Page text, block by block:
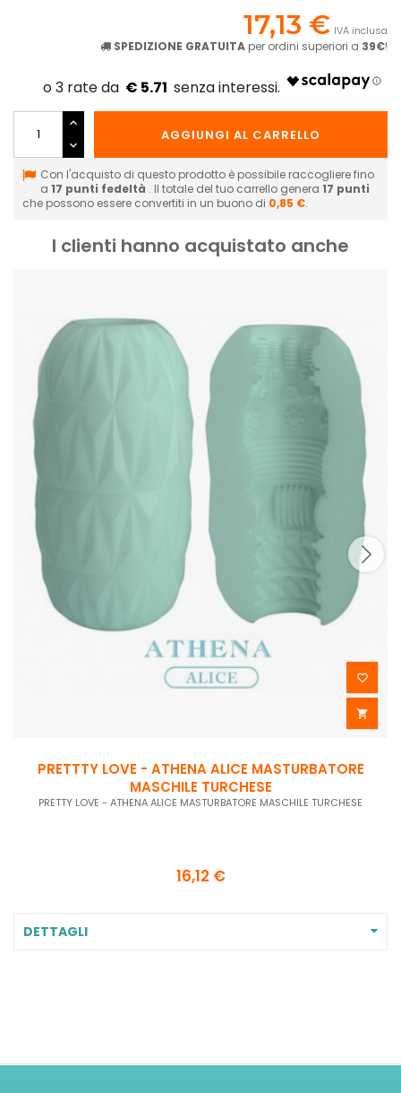
17,13 € IVA inclusa
SPEDIZIONE GRATUITA per ordini superiori a 39€!
€ 5.71
AGGIUNGI AL CARRELLO
Con l'acquisto di questo prodotto è possibile raccogliere fino
a 17 punti fedeltà . Il totale del tuo carrello genera 17 punti
che possono essere convertiti in un buono di 0,85 €.
I clienti hanno acquistato anche


PRETTTY LOVE - ATHENA ALICE MASTURBATORE
MASCHILE TURCHESE
PRETTY LOVE - ATHENA ALICE MASTURBATORE MASCHILE TURCHESE
16,12 €
DETTAGLI